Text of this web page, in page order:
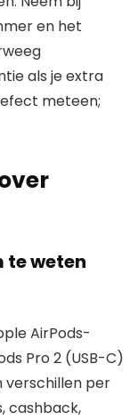
en het
als je extra
meteen;
te weten
AirPods-
Pro 2 (USB-C)
verschillen per
cashback,